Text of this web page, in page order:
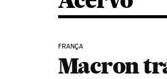
FRANÇA
Macron